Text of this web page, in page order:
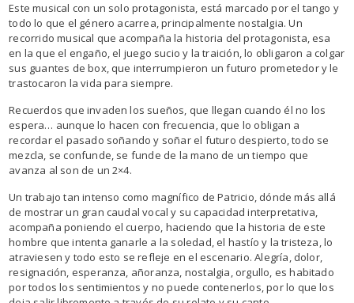
Este musical con un solo protagonista, está marcado por el tango y
todo lo que el género acarrea, principalmente nostalgia. Un
recorrido musical que acompaña la historia del protagonista, esa
en la que el engaño, el juego sucio y la traición, lo obligaron a colgar
sus guantes de box, que interrumpieron un futuro prometedor y le
trastocaron la vida para siempre.
Recuerdos que invaden los sueños, que llegan cuando él no los
espera… aunque lo hacen con frecuencia, que lo obligan a
recordar el pasado soñando y soñar el futuro despierto, todo se
mezcla, se confunde, se funde de la mano de un tiempo que
avanza al son de un 2×4.
Un trabajo tan intenso como magnífico de Patricio, dónde más allá
de mostrar un gran caudal vocal y su capacidad interpretativa,
acompaña poniendo el cuerpo, haciendo que la historia de este
hombre que intenta ganarle a la soledad, el hastío y la tristeza, lo
atraviesen y todo esto se refleje en el escenario. Alegría, dolor,
resignación, esperanza, añoranza, nostalgia, orgullo, es habitado
por todos los sentimientos y no puede contenerlos, por lo que los